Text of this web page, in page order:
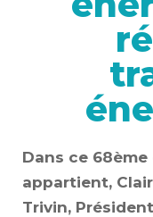
Dans ce
appartient,
Trivin,